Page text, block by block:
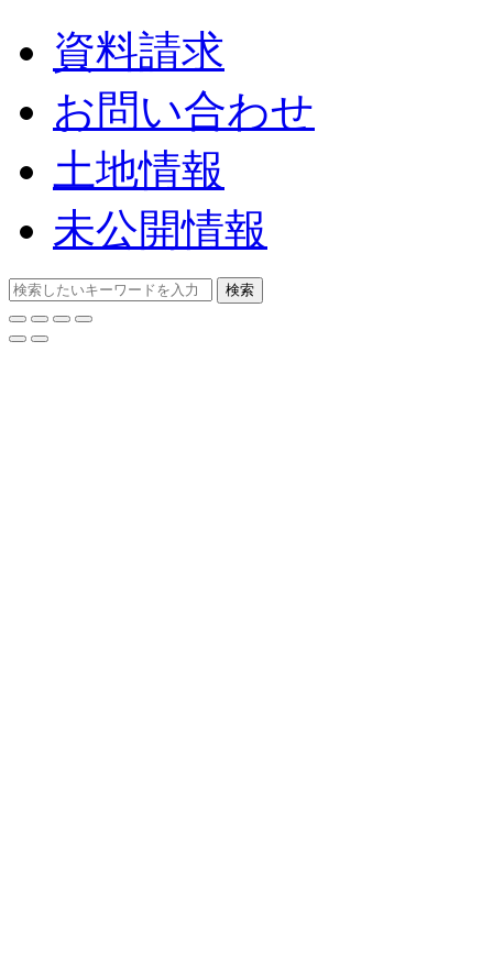
資料請求
お問い合わせ
土地情報
未公開情報
検索